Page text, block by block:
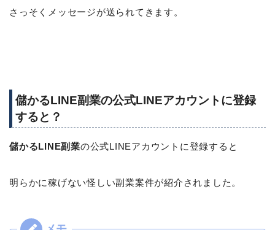
さっそくメッセージが送られてきます。
儲かるLINE副業の公式LINEアカウントに登録
すると？
儲かるLINE副業の公式LINEアカウントに登録すると
明らかに稼げない怪しい副業案件が紹介されました。